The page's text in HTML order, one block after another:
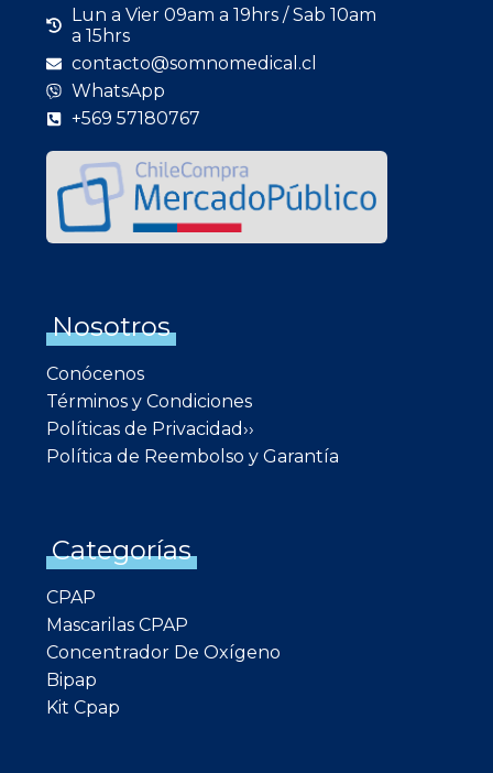
Lun a Vier 09am a 19hrs / Sab 10am
a 15hrs
contacto@somnomedical.cl
WhatsApp
+569 57180767
Nosotros
Conócenos
Términos y Condiciones
Políticas de Privacidad››
Política de Reembolso y Garantía
Categorías
CPAP
Mascarilas CPAP
Concentrador De Oxígeno
Bipap
Kit Cpap